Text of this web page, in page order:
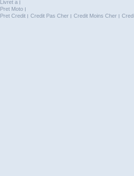
Livret a
Pret Moto
Pret Credit Credit Pas Cher Credit Moins Cher